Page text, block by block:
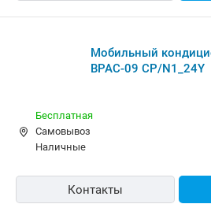
Мобильный
BPAC-09 CP/N1_24Y
Бесплатная
Самовывоз
наличные
Контакты